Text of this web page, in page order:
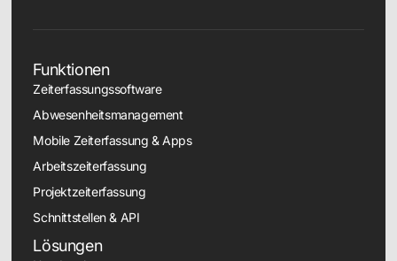
Funktionen
Zeiterfassungssoftware
Abwesenheitsmanagement
Mobile Zeiterfassung & Apps
Arbeitszeiterfassung
Projektzeiterfassung
Schnittstellen & API
Lösungen